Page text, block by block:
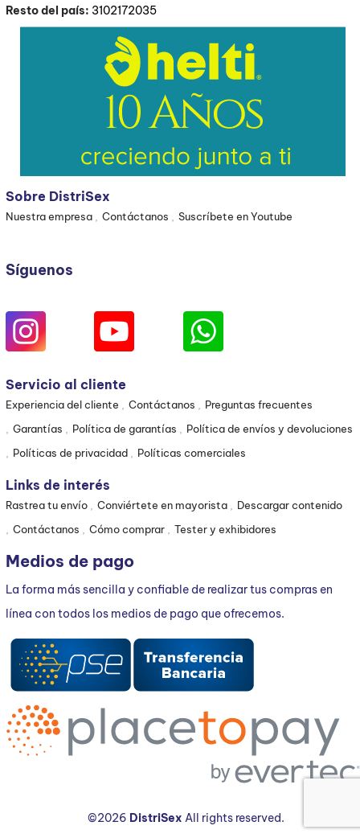
Resto del país: 3102172035
Sobre DistriSex
Nuestra empresa Contáctanos Suscríbete en Youtube
Síguenos
Servicio al cliente
Experiencia del cliente Contáctanos
Preguntas frecuentes
Garantías
Política de garantías
Política de envíos y devoluciones
Políticas de privacidad
Políticas comerciales
Links de interés
Rastrea tu envío Conviértete en mayorista
Descargar contenido
Contáctanos
Cómo comprar Tester y exhibidores
Medios de pago
La forma más sencilla y confiable de realizar tus compras en
línea con todos los medios de pago que ofrecemos.
©2026 DistriSex All rights reserved.